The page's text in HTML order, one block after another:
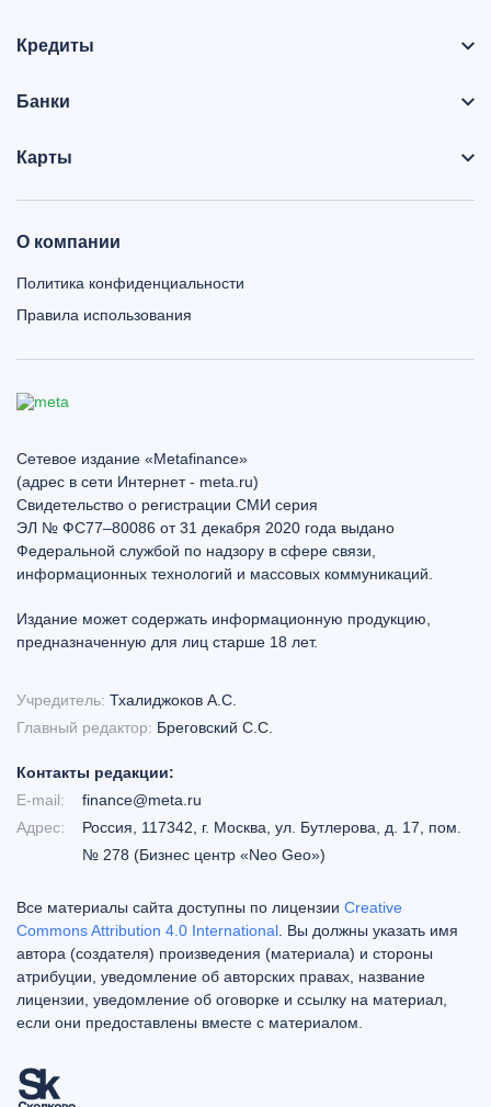
Кредиты
Банки
Карты
О компании
Политика конфиденциальности
Правила использования
Сетевое издание «Metafinance»
(адрес в сети Интернет - meta.ru)
Свидетельство о регистрации СМИ серия
ЭЛ № ФС77–80086 от 31 декабря 2020 года выдано
Федеральной службой по надзору в сфере связи,
информационных технологий и массовых коммуникаций.
Издание может содержать информационную продукцию,
предназначенную для лиц старше 18 лет.
Учредитель: Тхалиджоков А.С.
Главный редактор: Бреговский С.С.
Контакты редакции:
E-mail:
finance@meta.ru
Адрес:
Россия, 117342, г. Москва, ул. Бутлерова, д. 17, пом.
№ 278 (Бизнес центр «Neo Geo»)
Все материалы сайта доступны по лицензии Creative
Commons Attribution 4.0 International . Вы должны указать имя
автора (создателя) произведения (материала) и стороны
атрибуции, уведомление об авторских правах, название
лицензии, уведомление об оговорке и ссылку на материал,
если они предоставлены вместе с материалом.